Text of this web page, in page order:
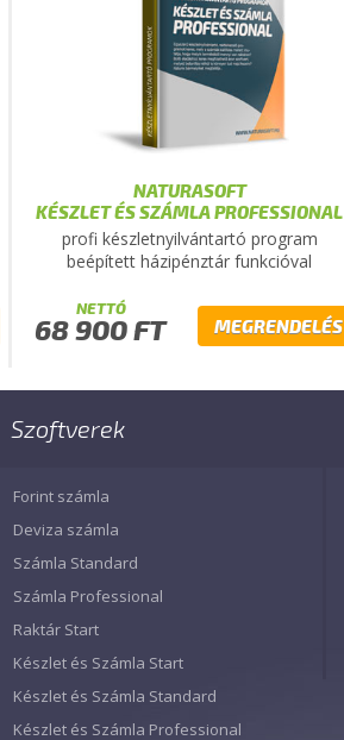
NATURASOFT
KÉSZLET ÉS SZÁMLA PROFESSIONAL
profi készletnyilvántartó program
beépített házipénztár funkcióval
NETTÓ
68 900 FT MEGRENDELÉS
Szoftverek
Forint számla
Deviza számla
Számla Standard
Számla Professional
Raktár Start
Készlet és Számla Start
Készlet és Számla Standard
Készlet és Számla Professional